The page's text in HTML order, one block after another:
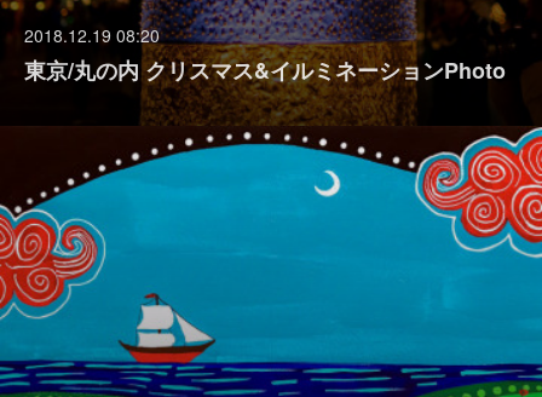
2018.12.19 08:20
東京/丸の内 クリスマス&イルミネーションPhoto